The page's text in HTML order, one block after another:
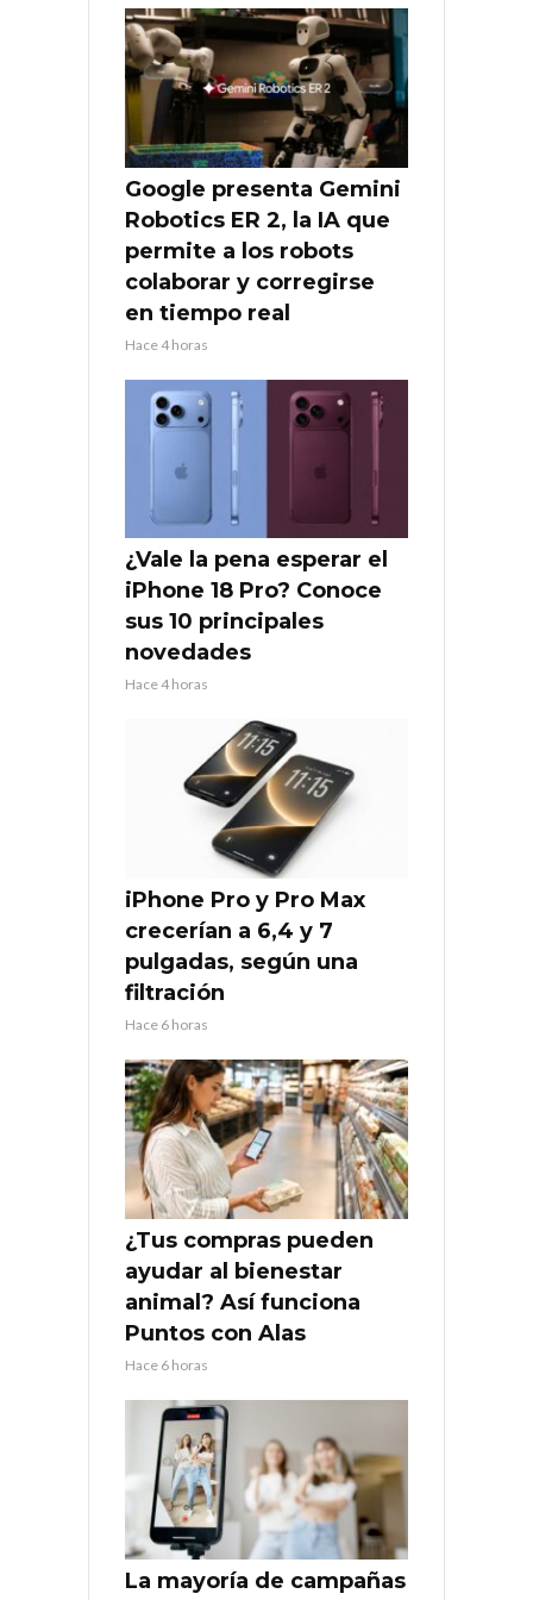
Google presenta Gemini
Robotics ER 2, la IA que
permite a los robots
colaborar y corregirse
en tiempo real
Hace 4 horas
¿Vale la pena esperar el
iPhone 18 Pro? Conoce
sus 10 principales
novedades
Hace 4 horas
iPhone Pro y Pro Max
crecerían a 6,4 y 7
pulgadas, según una
filtración
Hace 6 horas
¿Tus compras pueden
ayudar al bienestar
animal? Así funciona
Puntos con Alas
Hace 6 horas
La mayoría de campañas